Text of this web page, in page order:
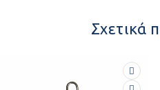
Σχετικά